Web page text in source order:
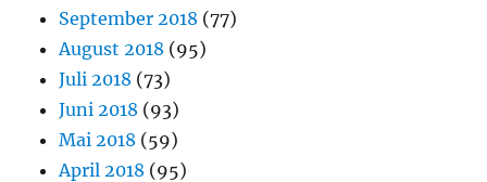
September 2018 (77)
August 2018 (95)
Juli 2018 (73)
Juni 2018 (93)
Mai 2018 (59)
April 2018 (95)